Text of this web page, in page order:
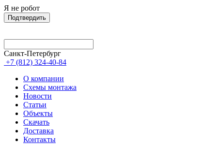
Я не робот
Подтвердить
Санкт-Петербург
+7 (812) 324-40-84
О компании
Схемы монтажа
Новости
Статьи
Объекты
Скачать
Доставка
Контакты